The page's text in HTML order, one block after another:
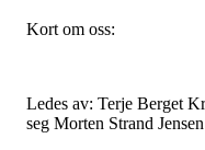
Kort om oss:
Ledes av: Terje Berget
seg Morten Strand